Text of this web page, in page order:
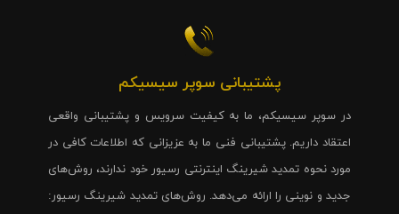
پشتیبانی سوپر سیسیکم
در سوپر سیسیکم، ما به کیفیت سرویس و پشتیبانی واقعی
اعتقاد داریم. پشتیبانی فنی ما به عزیزانی که اطلاعات کافی در
مورد نحوه تمدید شیرینگ اینترنتی رسیور خود ندارند، روش‌های
جدید و نوینی را ارائه می‌دهد. روش‌های تمدید شیرینگ رسیور: